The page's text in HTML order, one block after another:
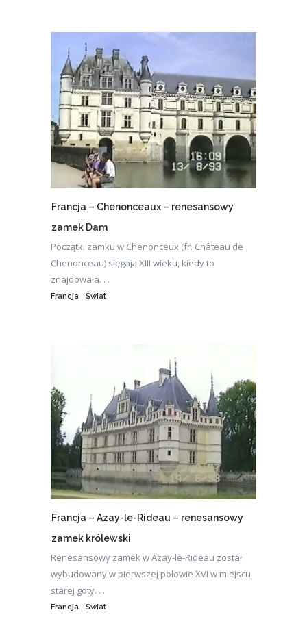
Francja – Chenonceaux – renesansowy
zamek Dam
Początki zamku w Chenonceux (fr. Château de
Chenonceau) sięgają XIII wieku, kiedy to
znajdowała. . .
Francja Świat
Francja – Azay-le-Rideau – renesansowy
zamek królewski
Renesansowy zamek w Azay-le-Rideau został
wybudowany w pierwszej połowie XVI w miejscu
starej goty. . .
Francja Świat